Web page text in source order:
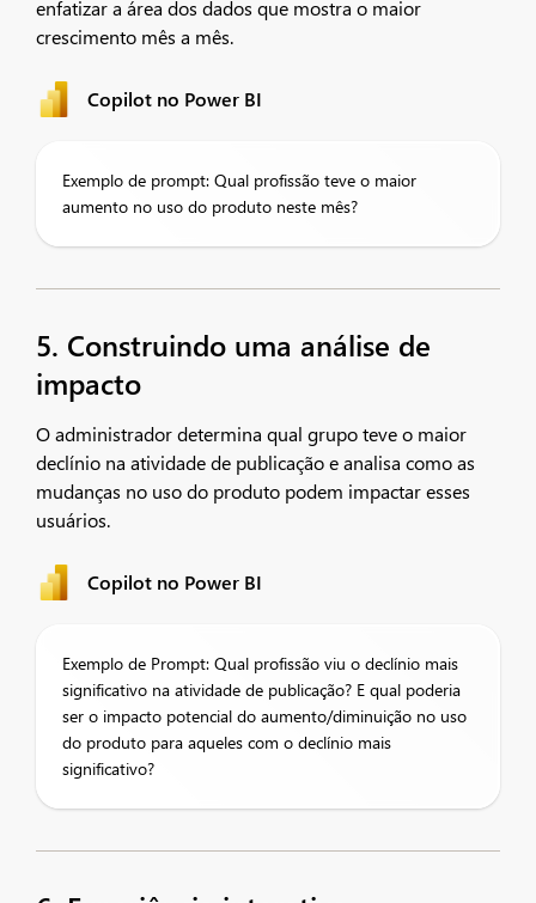
enfatizar a área dos dados que mostra o maior
crescimento mês a mês.
Copilot no Power BI
Exemplo de prompt: Qual profissão teve o maior
aumento no uso do produto neste mês?
5. Construindo uma análise de
impacto
O administrador determina qual grupo teve o maior
declínio na atividade de publicação e analisa como as
mudanças no uso do produto podem impactar esses
usuários.
Copilot no Power BI
Exemplo de Prompt: Qual profissão viu o declínio mais
significativo na atividade de publicação? E qual poderia
ser o impacto potencial do aumento/diminuição no uso
do produto para aqueles com o declínio mais
significativo?